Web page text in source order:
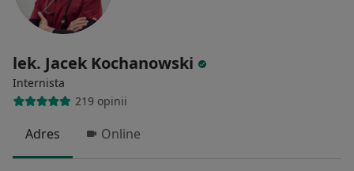
lek. Jacek Kochanowski
Internista
219 opinii
Adres Online